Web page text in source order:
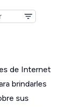
de Internet
brindarles
sus